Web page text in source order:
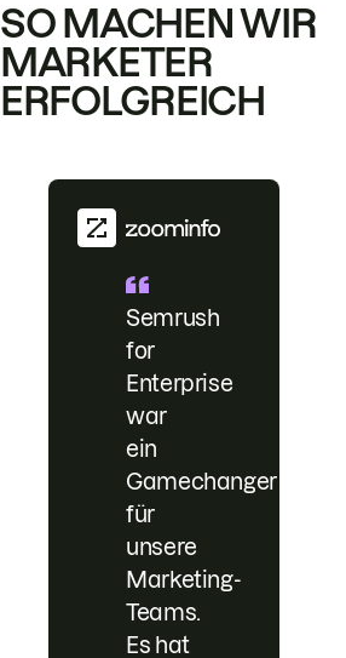
SO MACHEN WIR
MARKETER
ERFOLGREICH
Semrush
for
Enterprise
war
ein
Gamechanger
für
unsere
Marketing-
Teams.
Es hat